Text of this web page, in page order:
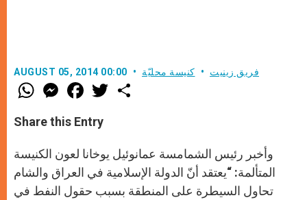
AUGUST 05, 2014 00:00 فريق زينيت كنيسة محليّة
W
h
t
s
p
p
M
e
s
e
g
e
r
F
a
e
b
o
k
w
Share this Entry
وأخبر رئيس الشمامسة عمانوئيل يوخانا لعون الكنيسة
المتألمة: “يعتقد أنّ الدولة الإسلامية في العراق والشام
تحاول السيطرة على المنطقة بسبب حقول النفط في